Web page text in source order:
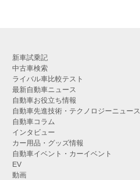
新車試乗記
中古車検索
ライバル車比較テスト
最新自動車ニュース
自動車お役立ち情報
自動車先進技術・テクノロジーニュース
自動車コラム
インタビュー
カー用品・グッズ情報
自動車イベント・カーイベント
EV
動画